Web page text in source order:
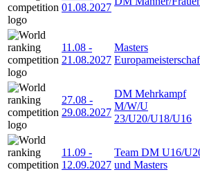
01.08.2027
11.08 -
21.08.2027
Masters
27.08 -
29.08.2027
DM Mehrkampf
M/W/U
23/U20/U18/U16
11.09 -
12.09.2027
Team DM U16/
und Masters